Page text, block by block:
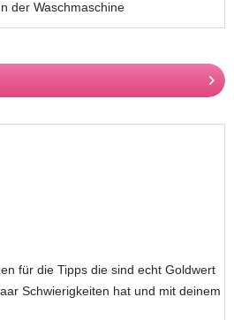
der Waschmaschine
für die Tipps die sind echt Goldwert
Schwierigkeiten hat und mit deinem